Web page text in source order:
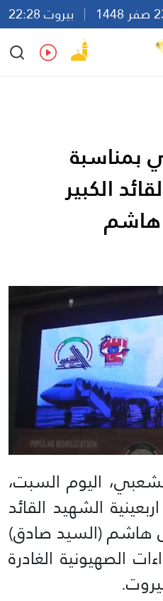
بيروت 22:28
Ar
En Fr Es
بمناسبة
الكبير
اليوم السبت،
الشهيد القائد
هاشم (السيد صادق)
الصهيونية الغادرة